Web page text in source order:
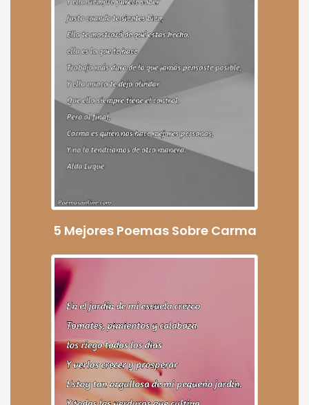
5 Mejores Poemas Sobre Carma